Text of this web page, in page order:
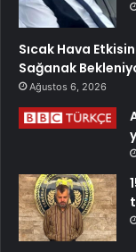
Sıcak Hava
Sağanak
Ağustos 6, 2026